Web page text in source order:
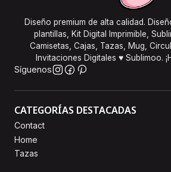
Diseño premium de alta calidad.
plantillas, Kit Digital Imprimible,
Camisetas, Cajas, Tazas, Mug,
Invitaciones Digitales ♥ Sublimoo.
Síguenos
CATEGORÍAS DESTACADAS
Contact
Home
Tazas